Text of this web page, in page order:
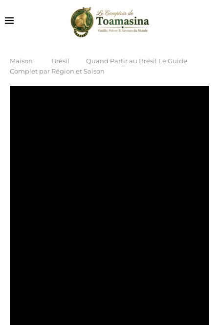
Maison Brésil
Quand Partir au Brésil Le Guide
Complet par Région et Saison